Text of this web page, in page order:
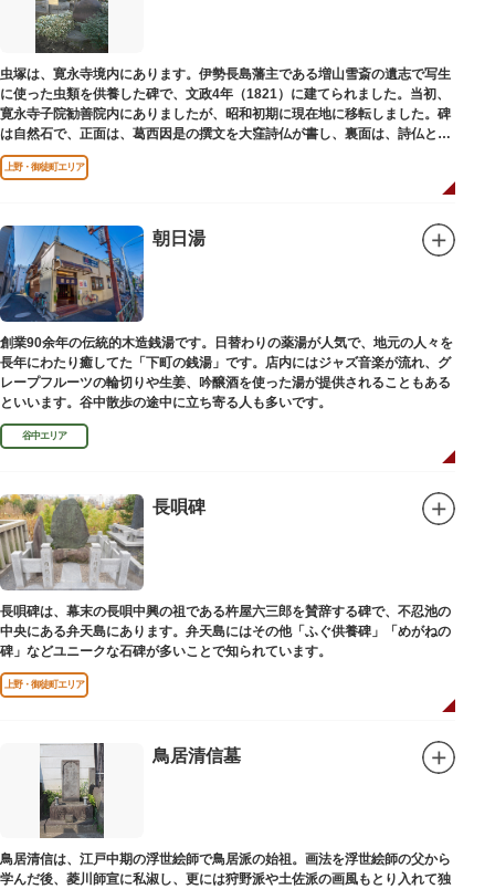
虫塚は、寛永寺境内にあります。伊勢長島藩主である増山雪斎の遺志で写生
に使った虫類を供養した碑で、文政4年（1821）に建てられました。当初、
寛永寺子院勧善院内にありましたが、昭和初期に現在地に移転しました。碑
は自然石で、正面は、葛西因是の撰文を大窪詩仏が書し、裏面は、詩仏と菊
池五山の自筆の詩が刻まれています。
上野・御徒町エリア
朝日湯
創業90余年の伝統的木造銭湯です。日替わりの薬湯が人気で、地元の人々を
長年にわたり癒してた「下町の銭湯」です。店内にはジャズ音楽が流れ、グ
レープフルーツの輪切りや生姜、吟醸酒を使った湯が提供されることもある
といいます。谷中散歩の途中に立ち寄る人も多いです。
谷中エリア
長唄碑
長唄碑は、幕末の長唄中興の祖である杵屋六三郎を賛辞する碑で、不忍池の
中央にある弁天島にあります。弁天島にはその他「ふぐ供養碑」「めがねの
碑」などユニークな石碑が多いことで知られています。
上野・御徒町エリア
鳥居清信墓
鳥居清信は、江戸中期の浮世絵師で鳥居派の始祖。画法を浮世絵師の父から
学んだ後、菱川師宣に私淑し、更には狩野派や土佐派の画風もとり入れて独